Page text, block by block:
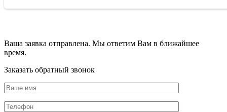
Ваша заявка отправлена. Мы ответим Вам в ближайшее
время.
Заказать обратный звонок